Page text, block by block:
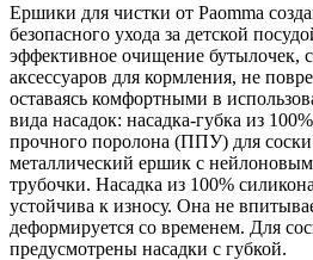
Ершики для чистки от Paomma
безопасного ухода за детской
эффективное очищение бутылочек,
аксессуаров для кормления, не
оставаясь комфортными в
вида насадок: насадка-губка из
прочного поролона (ППУ) для
металлический ершик с
трубочки. Насадка из 100%
устойчива к износу. Она не
деформируется со временем. Для
предусмотрены насадки с губкой.